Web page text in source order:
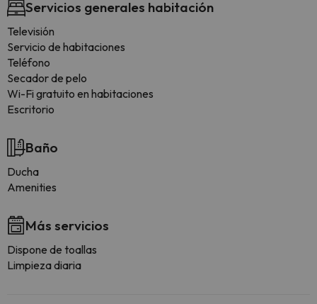
Servicios generales habitación
Televisión
Servicio de habitaciones
Teléfono
Secador de pelo
Wi-Fi gratuito en habitaciones
Escritorio
Baño
Ducha
Amenities
Más servicios
Dispone de toallas
Limpieza diaria